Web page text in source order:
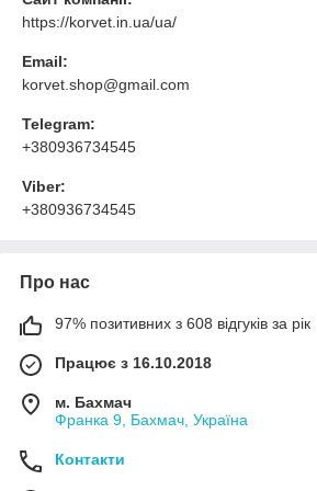
https://korvet.in.ua/ua/
Email:
korvet.shop@gmail.com
Telegram:
+380936734545
Viber:
+380936734545
Про нас
97% позитивних з 608 відгуків за рік
Працює з 16.10.2018
м. Бахмач
Франка 9, Бахмач, Україна
Контакти